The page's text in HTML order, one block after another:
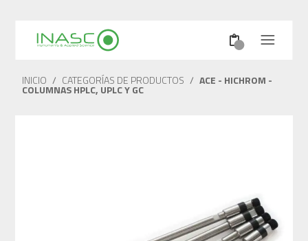
INICIO / CATEGORÍAS DE PRODUCTOS / ACE - HICHROM -
COLUMNAS HPLC, UPLC Y GC